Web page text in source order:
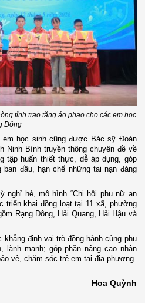
tỉnh trao tặng áo phao cho các em học
Đông
em học sinhcũng được Bác sỹ Đoàn
Ninh Bình truyền thông chuyên đề về
huấn thiết thực, dễ áp dụng, góp
đầu, hạn chế những tai nạn đáng
nghỉ hè, mô hình “Chi hội phụ nữ an
triển khai đồng loạt tại 11 xã, phường
Rạng Đông, Hải Quang, Hải Hậu và
định vai trò đồng hành cùng phụ
mạnh; góp phần nâng cao nhận
vệ, chăm sóc trẻ em tại địa phương.
Hoa Quỳnh